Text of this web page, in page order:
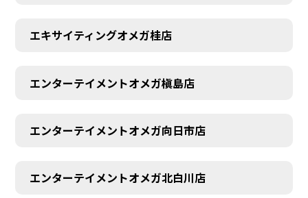
エキサイティングオメガ桂店
エンターテイメントオメガ槇島店
エンターテイメントオメガ向日市店
エンターテイメントオメガ北白川店